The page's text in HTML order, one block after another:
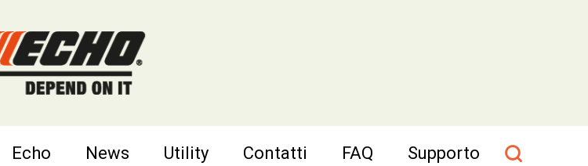
Echo News Utility Contatti FAQ Supporto